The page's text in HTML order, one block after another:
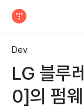
Dev
LG 블루
0]의 펌